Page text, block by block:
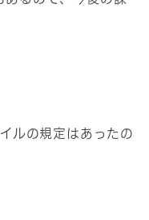
ルの規定はあったの